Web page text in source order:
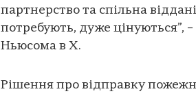
партнерство та спільна
потребують, дуже цінуються”,
Ньюсома в Х.
Рішення про відправку